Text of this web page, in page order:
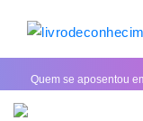
Quem se aposentou